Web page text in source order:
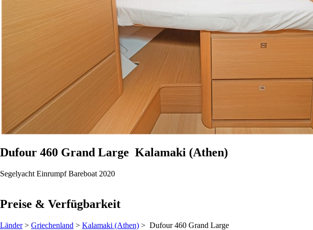
Dufour 460 Grand Large Kalamaki (Athen)
Segelyacht Einrumpf Bareboat 2020
Preise & Verfügbarkeit
Länder> Griechenland > Kalamaki (Athen) > Dufour 460 Grand Large